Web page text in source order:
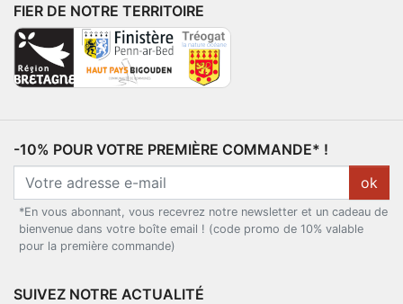
FIER DE NOTRE TERRITOIRE
-10% POUR VOTRE PREMIÈRE COMMANDE* !
ok
*En vous abonnant, vous recevrez notre newsletter et un cadeau de
bienvenue dans votre boîte email ! (code promo de 10% valable
pour la première commande)
SUIVEZ NOTRE ACTUALITÉ